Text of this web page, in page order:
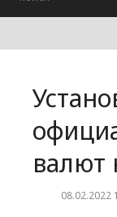
валют
08.02.2022